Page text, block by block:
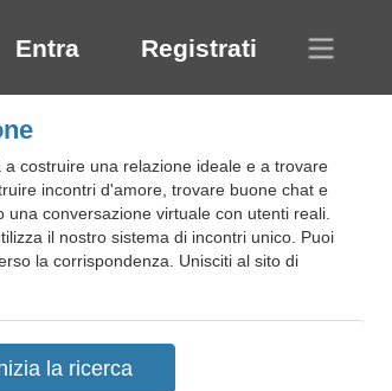
Entra Registrati
costruire una relazione ideale e a trovare
incontri d'amore, trovare buone chat e
conversazione virtuale con utenti reali.
il nostro sistema di incontri unico. Puoi
la corrispondenza. Unisciti al sito di